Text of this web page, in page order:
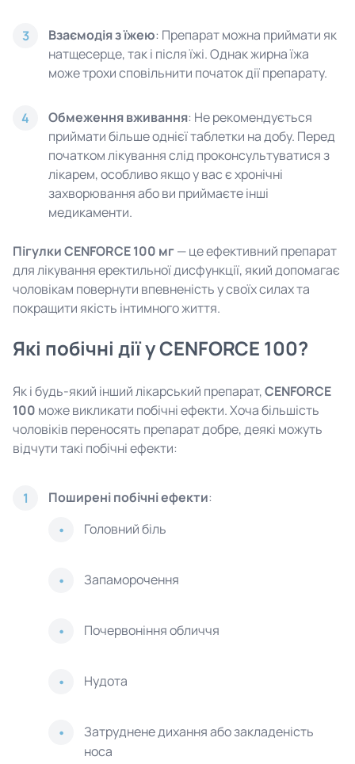
3 Взаємодія з їжею: Препарат можна приймати як
натщесерце, так і після їжі. Однак жирна їжа
може трохи сповільнити початок дії препарату.
4 Обмеження вживання: Не рекомендується
приймати більше однієї таблетки на добу. Перед
початком лікування слід проконсультуватися з
лікарем, особливо якщо у вас є хронічні
захворювання або ви приймаєте інші
медикаменти.
Пігулки CENFORCE 100 мг— це ефективний препарат
для лікування еректильної дисфункції, який допомагає
чоловікам повернути впевненість у своїх силах та
покращити якість інтимного життя.
Які побічні дії у CENFORCE 100?
Як і будь-який інший лікарський препарат,CENFORCE
100 може викликати побічні ефекти. Хоча більшість
чоловіків переносять препарат добре, деякі можуть
відчути такі побічні ефекти:
1 Поширені побічні ефекти:
Головний біль
Запаморочення
Почервоніння обличчя
Нудота
Затруднене дихання або закладеність
носа